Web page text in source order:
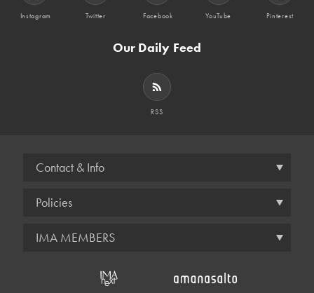
Instagram Twitter Facebook YouTube Pinterest
Our Daily Feed
RSS
Contact & Info
Policies
IMA MEMBERS